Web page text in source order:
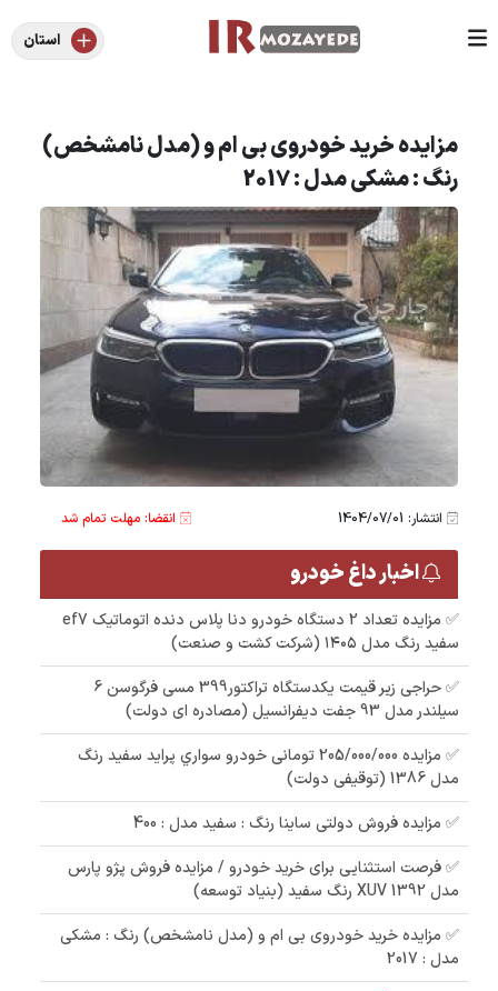
استان
مزایده خرید خودروی بی ام و (مدل نامشخص)
رنگ : مشکی مدل : 2017
انتشار: 1404/07/01 انقضا: مهلت تمام شد
اخبار داغ خودرو
✅ مزایده تعداد 2 دستگاه خودرو دنا پلاس دنده اتوماتیک ef7
سفید رنگ مدل ۱۴۰۵ (شرکت کشت و صنعت)
✅ حراجی زیر قیمت یکدستگاه تراکتور399 مسی فرگوسن 6
سیلندر مدل 93 جفت دیفرانسیل (مصادره ای دولت)
✅ مزایده 205/000/000 تومانی خودرو سواري پرايد سفيد رنگ
مدل 1386 (توقیفی دولت)
✅ مزایده فروش دولتی ساینا رنگ : سفید مدل : 400
✅ فرصت استثنایی برای خرید خودرو / مزایده فروش پژو پارس
مدل 1392 XUV رنگ سفید (بنیاد توسعه)
✅ مزایده خرید خودروی بی ام و (مدل نامشخص) رنگ : مشکی
مدل : 2017